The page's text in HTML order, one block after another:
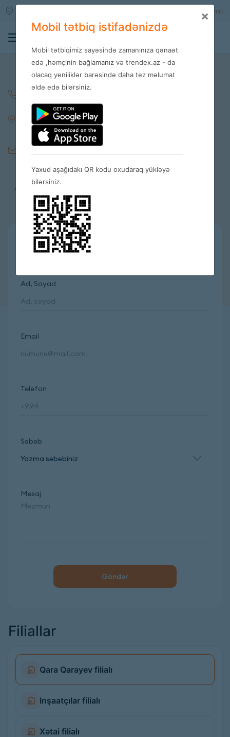
Qeydiyyat
Əlaqə
Şirin Mirzəyev 61, Trendex MMC
Bakı, Azərbaycan
Təklif və şikayətlərinizi bizə bildirin
Ad, Soyad
Email
Telefon
Səbəb
Mesaj
Göndər
Filiallar
Qara Qarayev filialı
Inşaatçılar filialı
Xətai filialı
×
Mobil tətbiq istifadənizdə
Mobil tətbiqimiz sayəsində zamanınıza qənaət
edə ,həmçinin bağlamanız və trendex.az - da
olacaq yeniliklər barəsində daha tez məlumat
əldə edə bilərsiniz.
Yaxud aşağıdakı QR kodu oxudaraq yükləyə
bilərsiniz.